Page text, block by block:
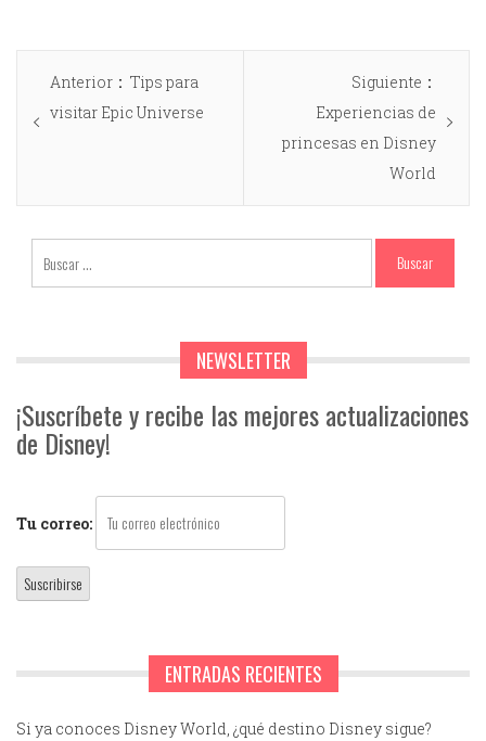
Anterior
Tips para
visitar Epic Universe
Siguiente
Experiencias de
princesas en Disney
World
NEWSLETTER
¡Suscríbete y recibe las mejores actualizaciones
de Disney!
Tu correo:
ENTRADAS RECIENTES
Si ya conoces Disney World, ¿qué destino Disney sigue?